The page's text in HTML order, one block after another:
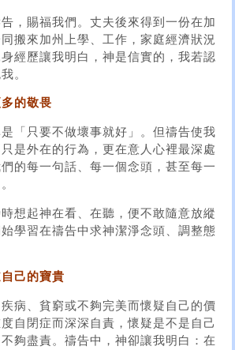
，賜福我們。丈夫後來得到一份在加
搬來加州上學、工作，家庭經濟狀況
經歷讓我明白，神是信實的，我若認
。
的敬畏
「只要不做壞事就好」。但禱告使我
是外在的行為，更在意人心裡最深處
的每一句話、每一個念頭，甚至每一
想起神在看、在聽，便不敢隨意放縱
學習在禱告中求神潔淨念頭、調整態
己的寶貴
病、貧窮或不夠完美而懷疑自己的價
自閉症而深深自責，懷疑是不是自己
夠盡責。禱告中，神卻讓我明白：在